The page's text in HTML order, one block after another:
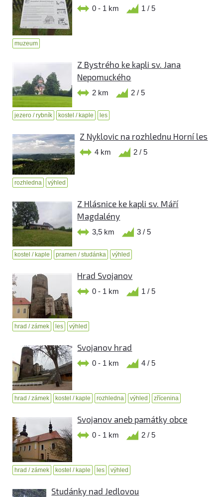
0 - 1 km 1 / 5
muzeum
Z Bystrého ke kapli sv. Jana
Nepomuckého
2 km 2 / 5
jezero / rybník kostel / kaple les
Z Nyklovic na rozhlednu Horní les
4 km 2 / 5
rozhledna výhled
Z Hlásnice ke kapli sv. Máří
Magdalény
3,5 km 3 / 5
kostel / kaple pramen / studánka výhled
Hrad Svojanov
0 - 1 km 1 / 5
hrad / zámek les výhled
Svojanov hrad
0 - 1 km 4 / 5
hrad / zámek kostel / kaple rozhledna výhled zřícenina
Svojanov aneb památky obce
0 - 1 km 2 / 5
hrad / zámek kostel / kaple les výhled
Studánky nad Jedlovou